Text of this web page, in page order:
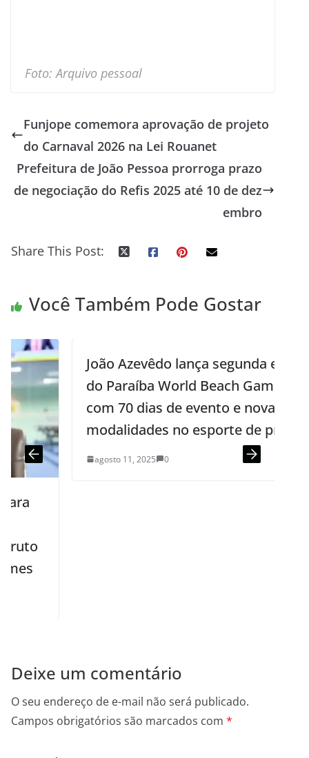
Foto: Arquivo pessoal
Funjope comemora aprovação de projeto
do Carnaval 2026 na Lei Rouanet
Prefeitura de João Pessoa prorroga prazo
de negociação do Refis 2025 até 10 de dez
embro
Share This Post:
Você Também Pode Gostar
João Azevêdo lança segunda edição
do Paraíba World Beach Games,
com 70 dias de evento e novas
modalidades no esporte de praia
agosto 11, 2025 0
Deixe um comentário
O seu endereço de e-mail não será publicado.
Campos obrigatórios são marcados com *